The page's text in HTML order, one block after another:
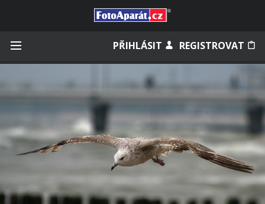
PŘIHLÁSIT REGISTROVAT
Zapomněli jste heslo?